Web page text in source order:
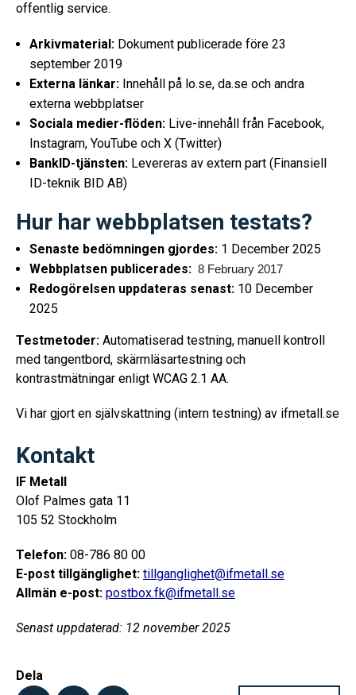
offentlig service.
Arkivmaterial: Dokument publicerade före 23
september 2019
Externa länkar: Innehåll på lo.se, da.se och andra
externa webbplatser
Sociala medier-flöden: Live-innehåll från Facebook,
Instagram, YouTube och X (Twitter)
BankID-tjänsten: Levereras av extern part (Finansiell
ID-teknik BID AB)
Hur har webbplatsen testats?
Senaste bedömningen gjordes: 1 December 2025
Webbplatsen publicerades: 8 February 2017
Redogörelsen uppdateras senast: 10 December
2025
Testmetoder: Automatiserad testning, manuell kontroll
med tangentbord, skärmläsartestning och
kontrastmätningar enligt WCAG 2.1 AA.
Vi har gjort en självskattning (intern testning) av ifmetall.se
Kontakt
IF Metall
Olof Palmes gata 11
105 52 Stockholm
Telefon: 08-786 80 00
E-post tillgänglighet: tillganglighet@ifmetall.se
Allmän e-post: postbox.fk@ifmetall.se
Senast uppdaterad: 12 november 2025
Dela